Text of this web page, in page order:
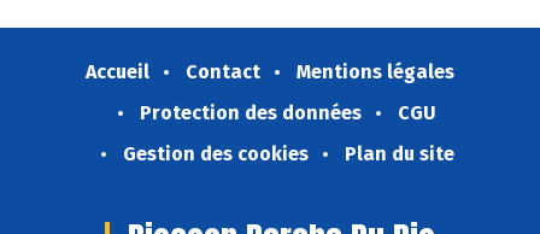
Accueil Contact
Mentions légales
Protection des données
CGU
Gestion des cookies
Plan du site